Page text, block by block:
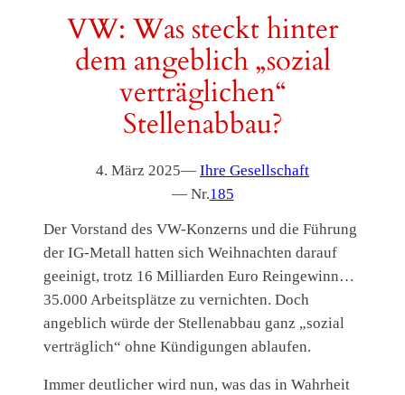
VW: Was steckt hinter
dem angeblich „sozial
verträglichen“
Stellenabbau?
4. März 2025— Ihre Gesellschaft
— Nr.185
Der Vorstand des VW-Konzerns und die Führung
der IG-Metall hatten sich Weihnachten darauf
geeinigt, trotz 16 Milliarden Euro Reingewinn…
35.000 Arbeitsplätze zu vernichten. Doch
angeblich würde der Stellenabbau ganz „sozial
verträglich“ ohne Kündigungen ablaufen.
Immer deutlicher wird nun, was das in Wahrheit